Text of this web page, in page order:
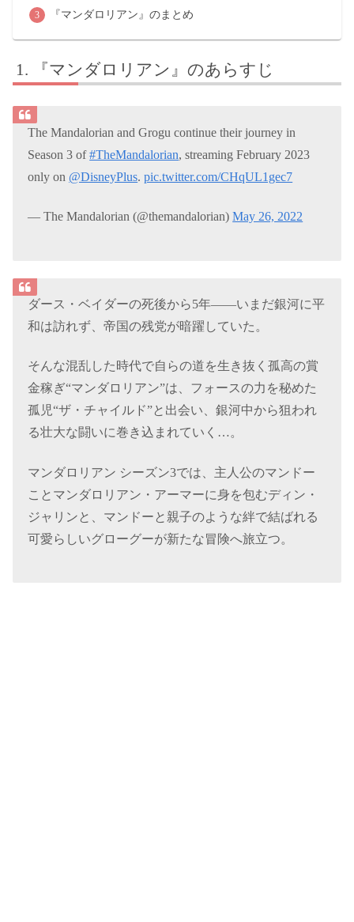
『マンダロリアン』のまとめ
『マンダロリアン』のあらすじ
The Mandalorian and Grogu continue their journey in
Season 3 of#TheMandalorian, streaming February 2023
only on @DisneyPlus.pic.twitter.com/CHqUL1gec7
— The Mandalorian (@themandalorian)May 26, 2022
ダース・ベイダーの死後から5年――いまだ銀河に平
和は訪れず、帝国の残党が暗躍していた。
そんな混乱した時代で自らの道を生き抜く孤高の賞
金稼ぎ“マンダロリアン”は、フォースの力を秘めた
孤児“ザ・チャイルド”と出会い、銀河中から狙われ
る壮大な闘いに巻き込まれていく…。
マンダロリアン シーズン3では、主人公のマンドー
ことマンダロリアン・アーマーに身を包むディン・
ジャリンと、マンドーと親子のような絆で結ばれる
可愛らしいグローグーが新たな冒険へ旅立つ。